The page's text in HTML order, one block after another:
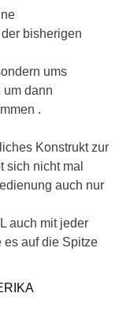
bisherigen
ums
um dann
.
Konstrukt zur
sich nicht mal
auch nur
auch mit jeder
es auf die Spitze